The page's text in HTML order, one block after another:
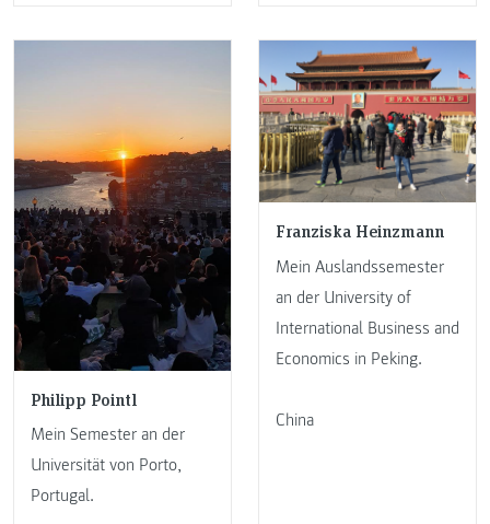
Philipp Pointl
Mein Semester an der
Universität von Porto,
Portugal.
Franziska Heinzmann
Mein Auslandssemester
an der University of
International Business and
Economics in Peking.
China